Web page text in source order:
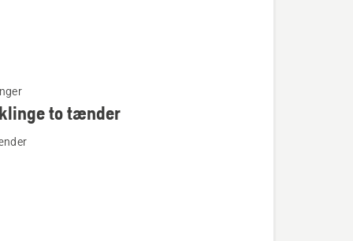
to tænder